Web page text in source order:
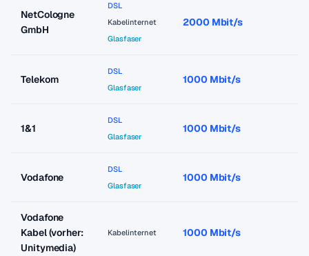
NetCologne
GmbH
DSL
Kabelinternet
Glasfaser
2000 Mbit/s
Telekom
DSL
Glasfaser
1000 Mbit/s
1&1
DSL
Glasfaser
1000 Mbit/s
Vodafone
DSL
Glasfaser
1000 Mbit/s
Vodafone
Kabel (vorher:
Unitymedia)
Kabelinternet 1000 Mbit/s